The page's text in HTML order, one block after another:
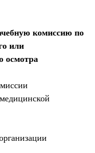
комиссию по
или
осмотра